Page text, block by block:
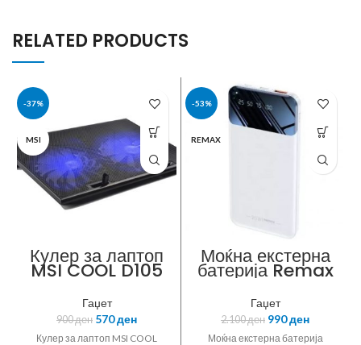
RELATED PRODUCTS
-37%
MSI
Кулер за лаптоп
MSI COOL D105
до 17.1“, MS
FREEZE DUAL 2
вентилатори
Гаџет
900ден 570ден
Кулер за лаптоп MSI COOL
-53%
REMAX
Моќна екстерна
батерија Remax
10000mAh RPP-
502 со два
излеза за брзо
полнење
Гаџет
2.100ден 990ден
Моќна екстерна батерија